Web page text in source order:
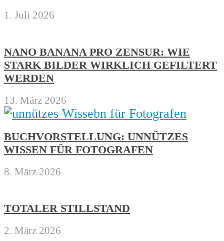
1. Juli 2026
NANO BANANA PRO ZENSUR: WIE
STARK BILDER WIRKLICH GEFILTERT
WERDEN
13. März 2026
BUCHVORSTELLUNG: UNNÜTZES
WISSEN FÜR FOTOGRAFEN
8. März 2026
TOTALER STILLSTAND
2. März 2026